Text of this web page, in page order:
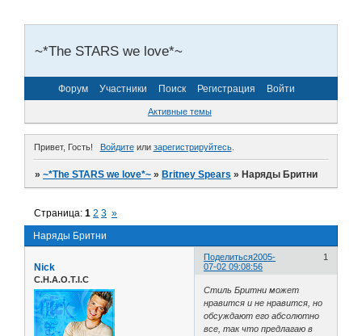
~*The STARS we love*~
Форум Участники Поиск Регистрация Войти
Активные темы
Привет, Гость! Войдитеили зарегистрируйтесь.
»~*The STARS we love*~ »Britney Spears »Наряды Бритни
Наряды Бритни
Страница:1 2 3 »
Поделиться 1
2005-
07-02 09:08:56
Nick
C.H.A.O.T.I.C
Стиль Бритни может
нравится и не нравится, но
обсуждают его абсолютно
все, так что предлагаю в